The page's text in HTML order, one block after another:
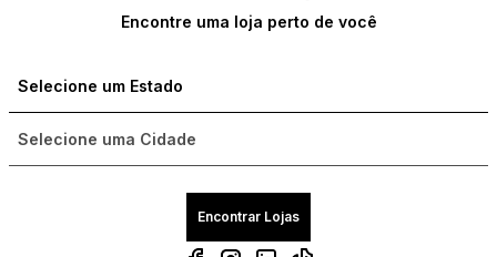
Encontre uma loja perto de você
Encontrar Lojas